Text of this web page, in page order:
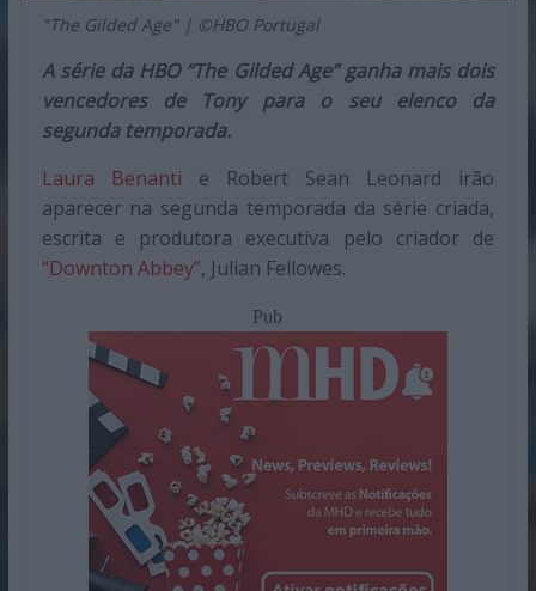
"The Gilded Age" | ©HBO Portugal
A série da HBO “The Gilded Age” ganha mais dois
vencedores de Tony para o seu elenco da
segunda temporada.
Laura Benanti e Robert Sean Leonard irão
aparecer na segunda temporada da série criada,
escrita e produtora executiva pelo criador de
“Downton Abbey”, Julian Fellowes.
Pub